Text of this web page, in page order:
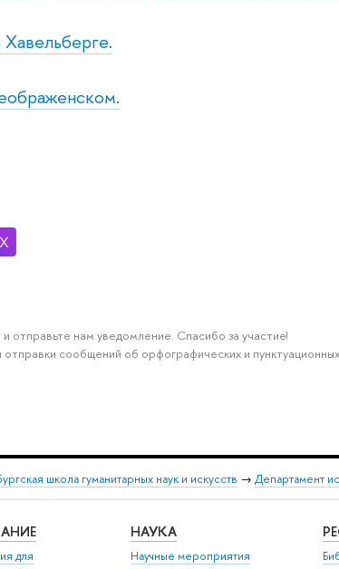
отправьте нам уведомление. Спасибо за участие!
сообщений об орфографических и
школа гуманитарных наук и искусств → Департамент
для
НАУКА
Научные мероприятия